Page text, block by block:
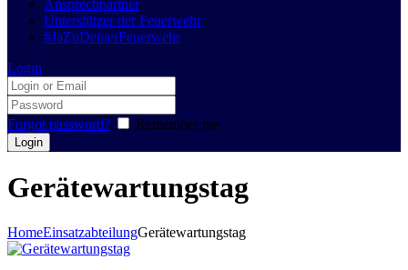
Ansprechpartner
Unterstützer der Feuerwehr
#JaZuDeinerFeuerwehr
Login
Forgot password? Remember me
Gerätewartungstag
HomeEinsatzabteilungGerätewartungstag